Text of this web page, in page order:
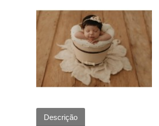
Descrição